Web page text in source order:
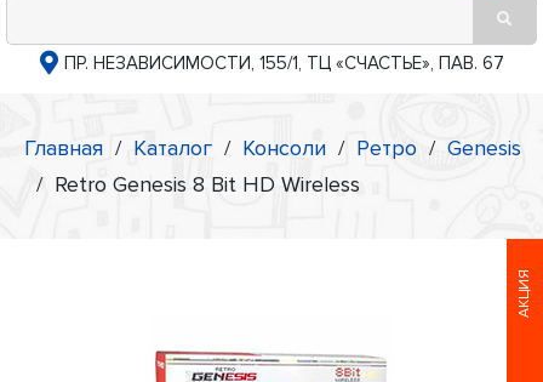
ПР. НЕЗАВИСИМОСТИ, 155/1, ТЦ «СЧАСТЬЕ», ПАВ. 67
Главная / Каталог / Консоли / Ретро / Genesis
/ Retro Genesis 8 Bit HD Wireless
АКЦИЯ